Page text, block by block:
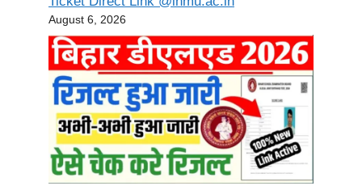
August 6, 2026